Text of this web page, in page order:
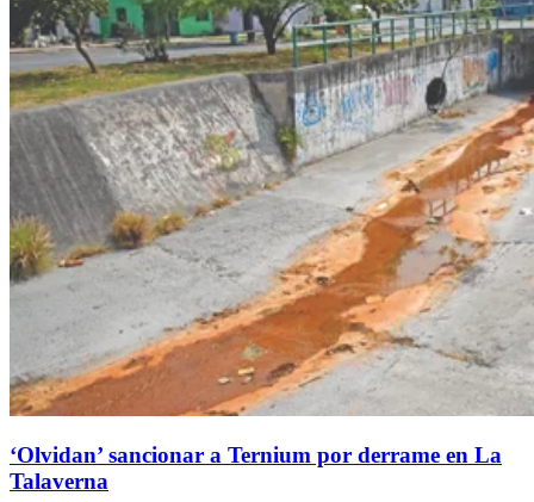
‘Olvidan’ sancionar a Ternium por derrame en La
Talaverna